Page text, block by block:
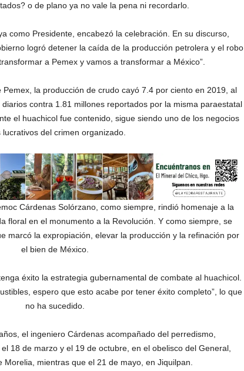
o de plano ya no vale la pena ni recordarlo.
como Presidente, encabezó la celebración. En su discurso,
logró detener la caída de la producción petrolera y el robo
a Pemex y vamos a transformar a México”.
la producción de crudo cayó 7.4 por ciento en 2019, al
contra 1.81 millones reportados por la misma paraestatal
el huachicol fue contenido, sigue siendo uno de los negocios
lucrativos del crimen organizado.
Cárdenas Solórzano, como siempre, rindió homenaje a la
floral en el monumento a la Revolución. Y como siempre, se
marcó la expropiación, elevar la producción y la refinación por
el bien de México.
éxito la estrategia gubernamental de combate al huachicol.
espero que esto acabe por tener éxito completo”, lo que
no ha sucedido.
el ingeniero Cárdenas acompañado del perredismo,
18 de marzo y el 19 de octubre, en el obelisco del General,
Morelia, mientras que el 21 de mayo, en Jiquilpan.